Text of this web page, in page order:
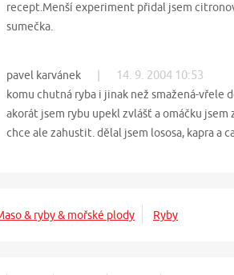
recept.Menší experiment přidal jsem
sumečka.
pavel karvánek 14. 9. 2004 10:53
komu chutná ryba i jinak než smažená-vřele
akorát jsem rybu upekl zvlášť a omáčku
chce ale zahustit. dělal jsem lososa, kapra a
& ryby & mořské plody Ryby